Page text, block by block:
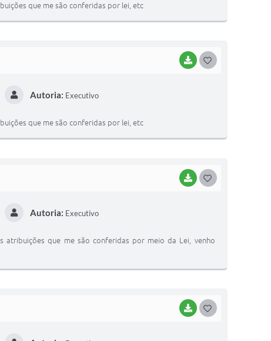
que me são conferidas por lei, etc
BAIXARG
Autoria: Executivo
que me são conferidas por lei, etc
BAIXARG
I
Autoria: Executivo
atribuições que me são conferidas por meio da Lei, venho
BAIXARG